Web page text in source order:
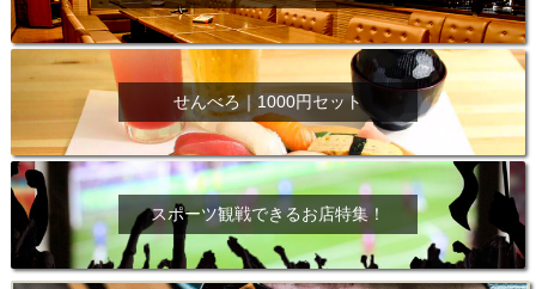
せんべろ｜1000円セット
スポーツ観戦できるお店特集！